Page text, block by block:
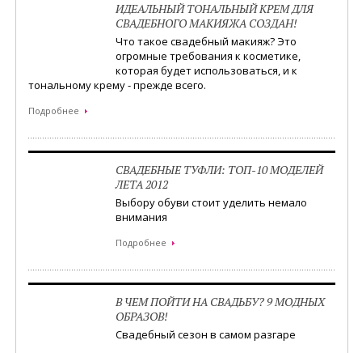
ИДЕАЛЬНЫЙ ТОНАЛЬНЫЙ КРЕМ ДЛЯ
СВАДЕБНОГО МАКИЯЖА СОЗДАН!
Что такое свадебный макияж? Это
огромные требования к косметике,
которая будет использоваться, и к
тональному крему - прежде всего.
Подробнее
СВАДЕБНЫЕ ТУФЛИ: ТОП-10 МОДЕЛЕЙ
ЛЕТА 2012
Выбору обуви стоит уделить немало
внимания
Подробнее
В ЧЕМ ПОЙТИ НА СВАДЬБУ? 9 МОДНЫХ
ОБРАЗОВ!
Свадебный сезон в самом разгаре